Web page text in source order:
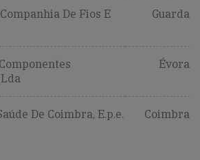
De Fios E
Guarda
Évora
De Coimbra, E.p.e. Coimbra